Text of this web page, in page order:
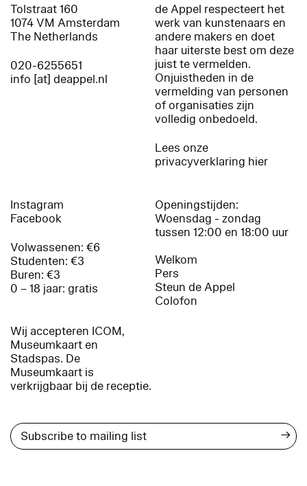
Tolstraat 160
1074 VM Amsterdam
The Netherlands
020-6255651
info [at] deappel.nl
de Appel respecteert het
werk van kunstenaars en
andere makers en doet
haar uiterste best om deze
juist te vermelden.
Onjuistheden in de
vermelding van personen
of organisaties zijn
volledig onbedoeld.
Lees onze
privacyverklaring hier
Instagram
Facebook
Volwassenen: €6
Studenten: €3
Buren: €3
0 – 18 jaar: gratis
Wij accepteren ICOM,
Museumkaart en
Stadspas. De
Museumkaart is
verkrijgbaar bij de receptie.
Openingstijden:
Woensdag - zondag
tussen 12:00 en 18:00 uur
Welkom
Pers
Steun de Appel
Colofon
→